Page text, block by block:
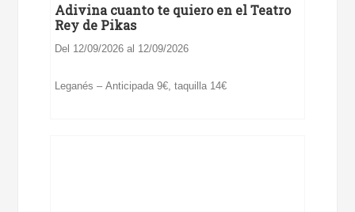
Adivina cuanto te quiero en el Teatro
Rey de Pikas
Del 12/09/2026 al 12/09/2026
Leganés – Anticipada 9€, taquilla 14€